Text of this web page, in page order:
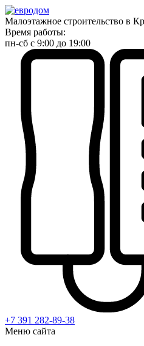
Малоэтажное строительство в
Время работы:
пн-сб с 9:00 до 19:00
+7 391 282-89-38
Меню сайта